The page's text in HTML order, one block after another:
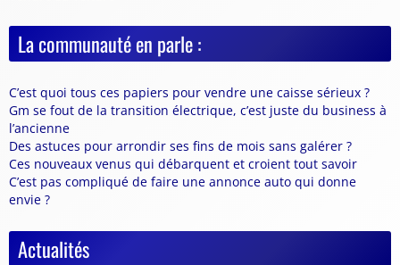
La communauté en parle :
C’est quoi tous ces papiers pour vendre une caisse sérieux ?
Gm se fout de la transition électrique, c’est juste du business à
l’ancienne
Des astuces pour arrondir ses fins de mois sans galérer ?
Ces nouveaux venus qui débarquent et croient tout savoir
C’est pas compliqué de faire une annonce auto qui donne
envie ?
Actualités